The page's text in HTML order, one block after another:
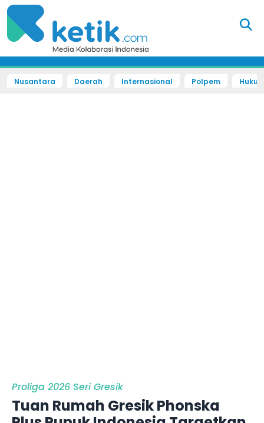
Nusantara Daerah Internasional Polpem
Proliga 2026 Seri Gresik
Tuan Rumah Gresik Phonska